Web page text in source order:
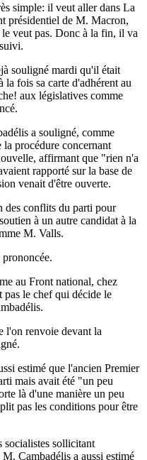
simple: il veut aller dans La
présidentiel de M. Macron,
veut pas. Donc à la fin, il va
souligné mardi qu'il était
fois sa carte d'adhérent au
aux législatives comme
a souligné, comme
procédure concernant
affirmant que "rien n'a
rapporté sur la base de
venait d'être ouverte.
des conflits du parti pour
à un autre candidat à la
M. Valls.
au Front national, chez
le chef qui décide le
l'on renvoie devant la
estimé que l'ancien Premier
mais avait été "un peu
là d'une manière un peu
pas les conditions pour être
socialistes sollicitant
Cambadélis a aussi estimé